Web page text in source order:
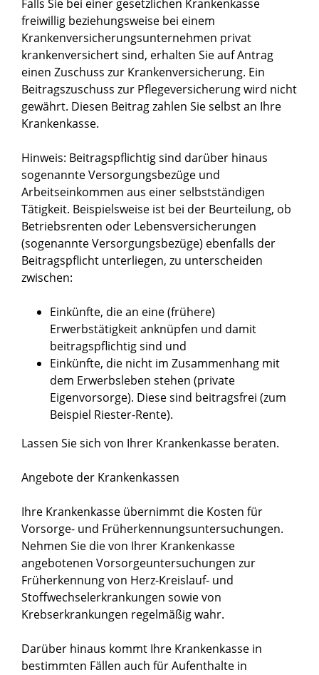
Falls Sie bei einer gesetzlichen Krankenkasse
freiwillig beziehungsweise bei einem
Krankenversicherungsunternehmen privat
krankenversichert sind, erhalten Sie auf Antrag
einen Zuschuss zur Krankenversicherung. Ein
Beitragszuschuss zur Pflegeversicherung wird nicht
gewährt. Diesen Beitrag zahlen Sie selbst an Ihre
Krankenkasse.
Hinweis: Beitragspflichtig sind darüber hinaus
sogenannte Versorgungsbezüge und
Arbeitseinkommen aus einer selbstständigen
Tätigkeit. Beispielsweise ist bei der Beurteilung, ob
Betriebsrenten oder Lebensversicherungen
(sogenannte Versorgungsbezüge) ebenfalls der
Beitragspflicht unterliegen, zu unterscheiden
zwischen:
Einkünfte, die an eine (frühere)
Erwerbstätigkeit anknüpfen und damit
beitragspflichtig sind und
Einkünfte, die nicht im Zusammenhang mit
dem Erwerbsleben stehen (private
Eigenvorsorge). Diese sind beitragsfrei (zum
Beispiel Riester-Rente).
Lassen Sie sich von Ihrer Krankenkasse beraten.
Angebote der Krankenkassen
Ihre Krankenkasse übernimmt die Kosten für
Vorsorge- und Früherkennungsuntersuchungen.
Nehmen Sie die von Ihrer Krankenkasse
angebotenen Vorsorgeuntersuchungen zur
Früherkennung von Herz-Kreislauf- und
Stoffwechselerkrankungen sowie von
Krebserkrankungen regelmäßig wahr.
Darüber hinaus kommt Ihre Krankenkasse in
bestimmten Fällen auch für Aufenthalte in